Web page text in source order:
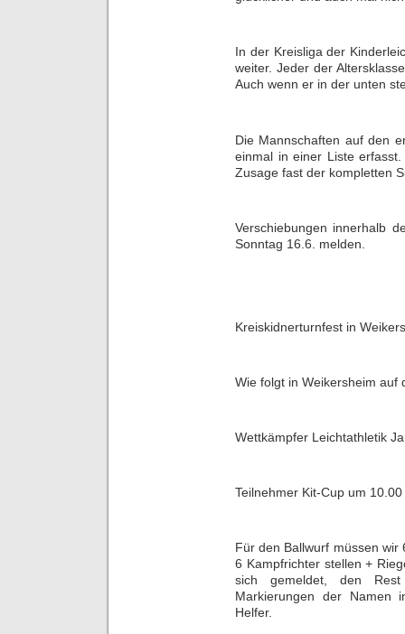
In der Kreisliga der
weiter. Jeder der
Auch wenn er in der unten
Die Mannschaften auf den
einmal in einer Liste
Zusage fast der kompletten
Verschiebungen innerhalb
Sonntag 16.6. melden.
Kreiskidnerturnfest in
Wie folgt in Weikersheim auf
Wettkämpfer Leichtathletik
Teilnehmer Kit-Cup um
Für den Ballwurf müssen
6 Kampfrichter stellen +
sich gemeldet, den
Markierungen der Namen
Helfer.